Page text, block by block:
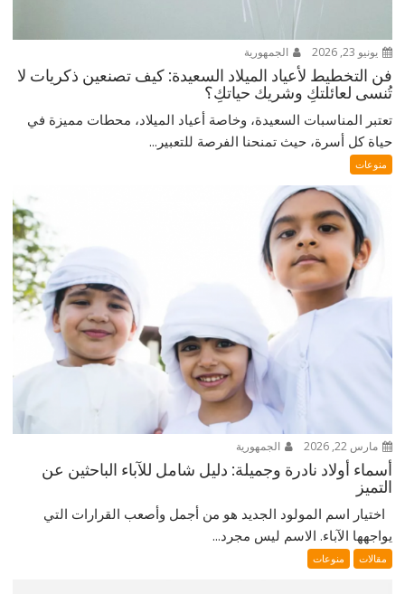
يونيو 23, 2026 الجمهورية
فن التخطيط لأعياد الميلاد السعيدة: كيف تصنعين ذكريات لا
تُنسى لعائلتكِ وشريك حياتكِ؟
تعتبر المناسبات السعيدة، وخاصة أعياد الميلاد، محطات مميزة في
حياة كل أسرة، حيث تمنحنا الفرصة للتعبير...
منوعات
مارس 22, 2026 الجمهورية
أسماء أولاد نادرة وجميلة: دليل شامل للآباء الباحثين عن
التميز
اختيار اسم المولود الجديد هو من أجمل وأصعب القرارات التي
يواجهها الآباء. الاسم ليس مجرد...
مقالات منوعات